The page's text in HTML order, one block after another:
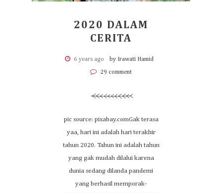
2020 DALAM
CERITA
6 years ago by Irawati Hamid
29 comment
pic source: pixabay.comGak terasa
yaa, hari ini adalah hari terakhir
tahun 2020. Tahun ini adalah tahun
yang gak mudah dilalui karena
dunia sedang dilanda pandemi
yang berhasil memporak-